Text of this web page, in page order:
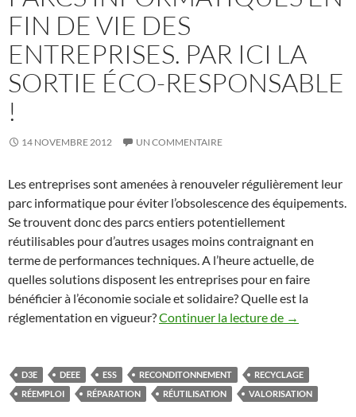
FIN DE VIE DES
ENTREPRISES. PAR ICI LA
SORTIE ÉCO-RESPONSABLE
!
14 NOVEMBRE 2012 UN COMMENTAIRE
Les entreprises sont amenées à renouveler régulièrement leur
parc informatique pour éviter l’obsolescence des équipements.
Se trouvent donc des parcs entiers potentiellement
réutilisables pour d’autres usages moins contraignant en
terme de performances techniques. A l’heure actuelle, de
quelles solutions disposent les entreprises pour en faire
bénéficier à l’économie sociale et solidaire? Quelle est la
réglementation en vigueur?Continuer la lecture de Parcs
→
D3E DEEE ESS RECONDITONNEMENT
RECYCLAGE
RÉEMPLOI
RÉPARATION RÉUTILISATION VALORISATION